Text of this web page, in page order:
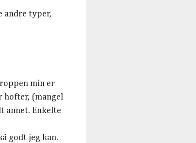
andre typer,
min er
hofter, (mangel
annet. Enkelte
godt jeg kan.